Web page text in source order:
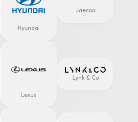
Hyundai
Jaecoo
Lexus
Lynk & Co